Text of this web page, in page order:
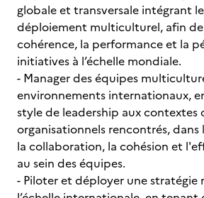
globale et transversale intégrant
déploiement multiculturel, afin
cohérence, la performance et la
initiatives à l’échelle mondiale.
- Manager des équipes
environnements internationaux,
style de leadership aux contextes
organisationnels rencontrés,
la collaboration, la cohésion et
au sein des équipes.
- Piloter et déployer une stratégie